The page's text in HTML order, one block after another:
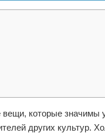
вещи, которые значимы
других культур.